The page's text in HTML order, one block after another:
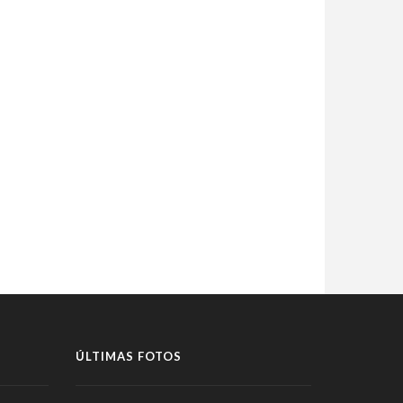
ÚLTIMAS FOTOS